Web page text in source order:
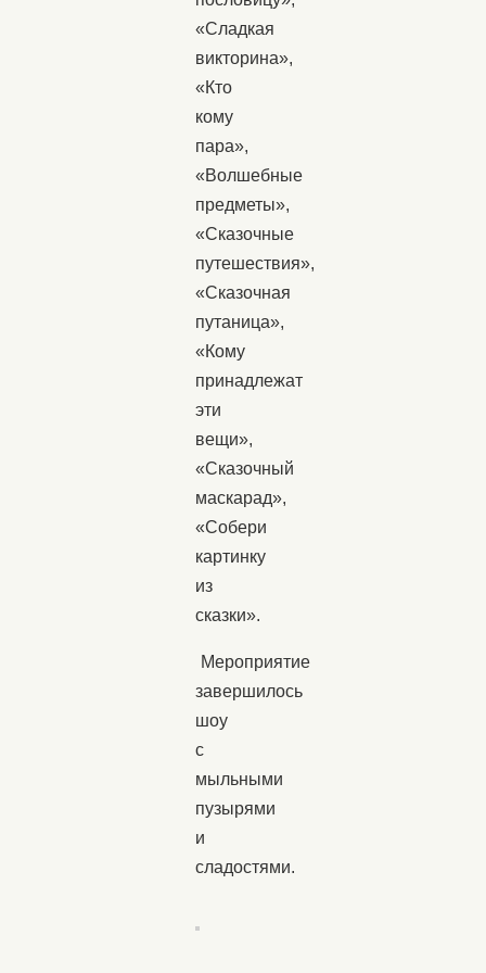
«Сладкая
викторина»,
«Кто
кому
пара»,
«Волшебные
предметы»,
«Сказочные
путешествия»,
«Сказочная
путаница»,
«Кому
принадлежат
эти
вещи»,
«Сказочный
маскарад»,
«Собери
картинку
из
сказки».
Мероприятие
завершилось
шоу
с
мыльными
пузырями
и
сладостями.